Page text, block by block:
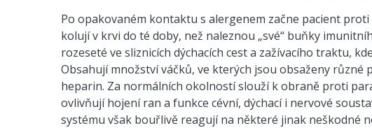
Po opakovaném kontaktu s alergenem začne pacient
kolují v krvi do té doby, než naleznou „své“ buňky
rozeseté ve sliznicích dýchacích cest a zažívacího traktu,
Obsahují množství váčků, ve kterých jsou obsaženy
heparin. Za normálních okolností slouží k obraně proti
ovlivňují hojení ran a funkce cévní, dýchací i nervové
systému však bouřlivě reagují na některé jinak neškodné